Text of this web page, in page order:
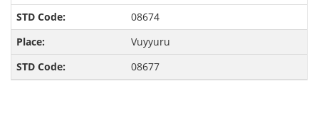
08674
Vuyyuru
08677